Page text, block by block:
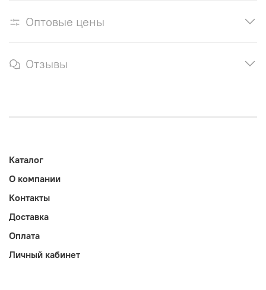
Оптовые цены
Отзывы
Каталог
О компании
Контакты
Доставка
Оплата
Личный кабинет